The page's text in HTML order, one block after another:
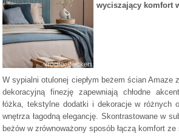
wyciszający komfort
W sypialni otulonej ciepłym beżem ścian Amaze
dekoracyjną finezję zapewniają chłodne
łóżka, tekstylne dodatki i dekoracje w różnych
wnętrza łagodną elegancję. Skontrastowane w
beżów w zrównoważony sposób łączą komfort ze